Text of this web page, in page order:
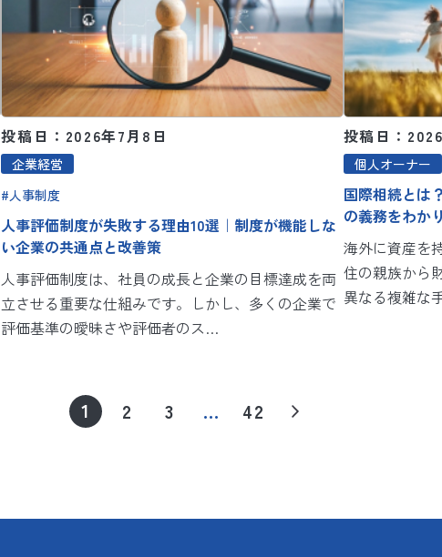
投稿日：2026年7月8日
企業経営
人事制度
人事評価制度が失敗する理由10選｜制度が機能しな
い企業の共通点と改善策
人事評価制度は、社員の成長と企業の目標達成を両
立させる重要な仕組みです。しかし、多くの企業で
評価基準の曖昧さや評価者のス…
投稿日：
個人オーナー
国際相続とは
の義務をわか
海外に資産を
住の親族から
異なる複雑な
1 2 3 … 42